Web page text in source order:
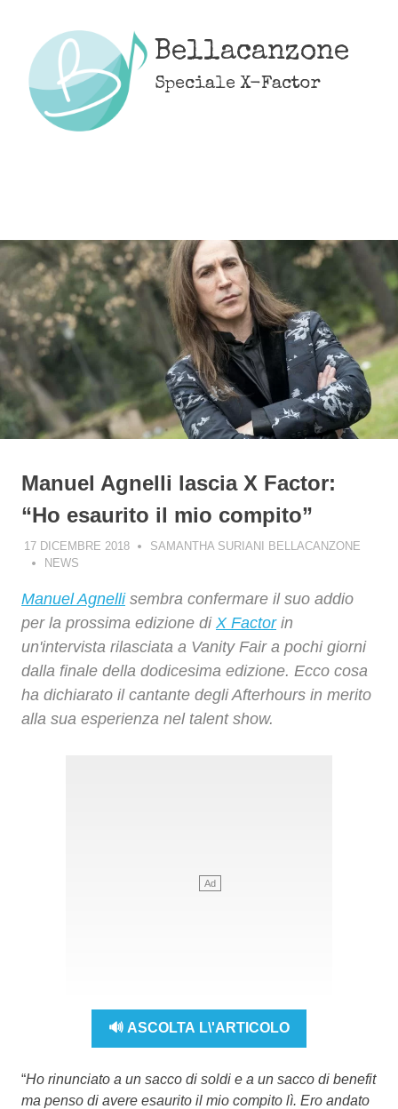
content
Bellacanzone
Speciale X-Factor
Manuel Agnelli lascia X Factor:
“Ho esaurito il mio compito”
17 DICEMBRE 2018
SAMANTHA SURIANI BELLACANZONE
NEWS
Manuel Agnellisembra confermare il suo addio
per la prossima edizione di X Factorin
un'intervista rilasciata a Vanity Fair a pochi giorni
dalla finale della dodicesima edizione. Ecco cosa
ha dichiarato il cantante degli Afterhours in merito
alla sua esperienza nel talent show.
🔊 ASCOLTA L\'ARTICOLO
“Ho rinunciato a un sacco di soldi e a un sacco di benefit
ma penso di avere esaurito il mio compito lì. Ero andato